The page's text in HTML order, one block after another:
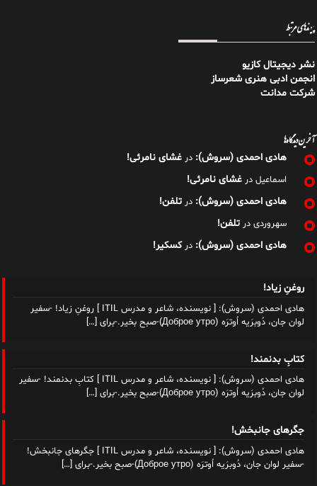
پیوندهای مرتبط
نشر دیجیتال کازیو
انجمن ادبی هنری شعرساز
شرکت مدانت
آخرین دیدگاه‌ها
هادی احمدی (سروش): در غشای نامرئی!
اسماعیل در غشای نامرئی!
هادی احمدی (سروش): در تلفن!
سهروردی در تلفن!
هادی احمدی (سروش): درکسکیر!
روغنِ زیاد!
هادی احمدی (سروش): [ نویسنده، شاعر و مدرس ITIL ] روغنِ زیاد! -سفیر
لوان جان، دُوبرَیه اُوترَه (Доброе утро)-صبح بخیر.-برای
[…]
کتابِ بدنمند!
هادی احمدی (سروش): [ نویسنده، شاعر و مدرس ITIL ] کتابِ بدنمند! -سفیر
لوان جان، دُوبرَیه اُوترَه (Доброе утро)-صبح بخیر.-برای
[…]
جگرهای جانبخش!
هادی احمدی (سروش): [ نویسنده، شاعر و مدرس ITIL ] جگرهای جانبخش!
-سفیر لوان جان، دُوبرَیه اُوترَه (Доброе утро)-صبح بخیر.-برای
[…]